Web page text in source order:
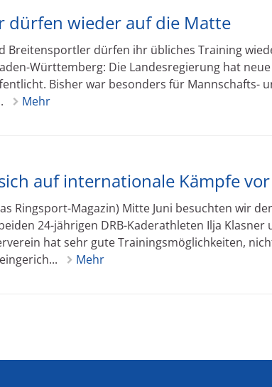
dürfen wieder auf die Matte
Breitensportler dürfen ihr übliches Training
Württemberg: Die Landesregierung hat
Bisher war besonders für Mannschafts-
Mehr
auf internationale Kämpfe vor
Ringsport-Magazin) Mitte Juni besuchten wir
24-jährigen DRB-Kaderathleten Ilja Klasner
hat sehr gute Trainingsmöglichkeiten,
Mehr